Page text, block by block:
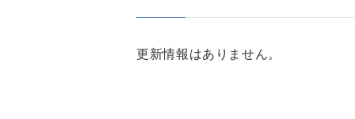
更新情報はありません。